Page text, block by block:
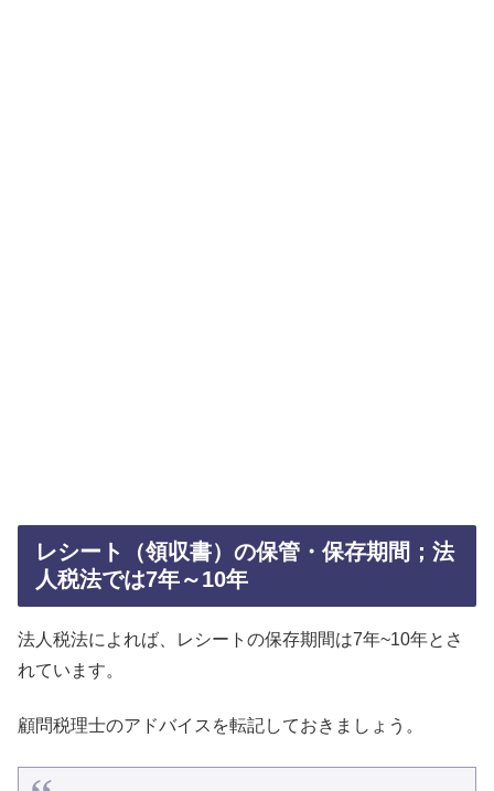
レシート（領収書）の保管・保存期間；法
人税法では7年～10年
法人税法によれば、レシートの保存期間は7年~10年とさ
れています。
顧問税理士のアドバイスを転記しておきましょう。